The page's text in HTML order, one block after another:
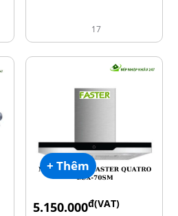
17
+ Thêm
5.150.000đ(VAT)